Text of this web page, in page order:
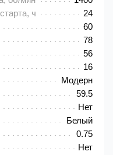
ч
24
60
78
56
16
Модерн
59.5
Нет
Белый
0.75
Нет